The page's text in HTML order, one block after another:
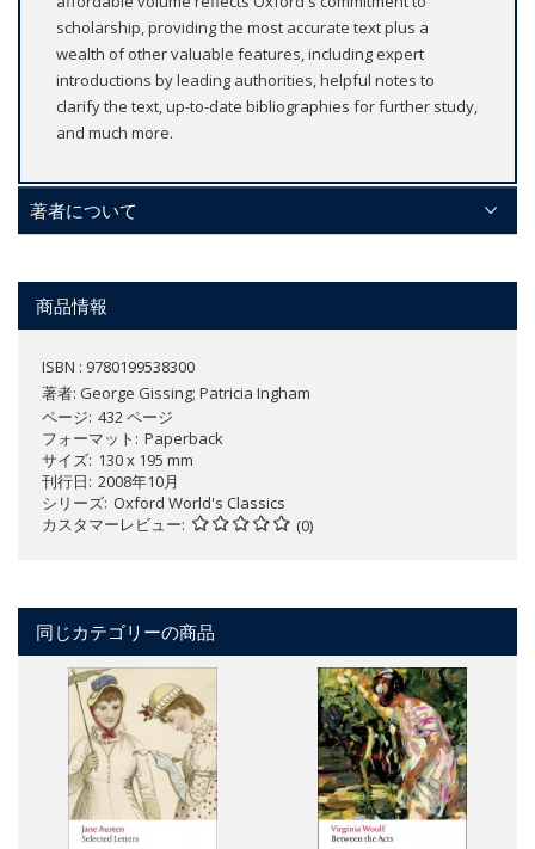
scholarship, providing the most accurate text plus a
wealth of other valuable features, including expert
introductions by leading authorities, helpful notes to
clarify the text, up-to-date bibliographies for further study,
and much more.
著者について
商品情報
ISBN : 9780199538300
著者: George Gissing; Patricia Ingham
ページ 432 ページ
フォーマット
Paperback
サイズ 130 x 195 mm
刊行日 2008年10月
シリーズ Oxford World's Classics
カスタマーレビュー
(0)
同じカテゴリーの商品